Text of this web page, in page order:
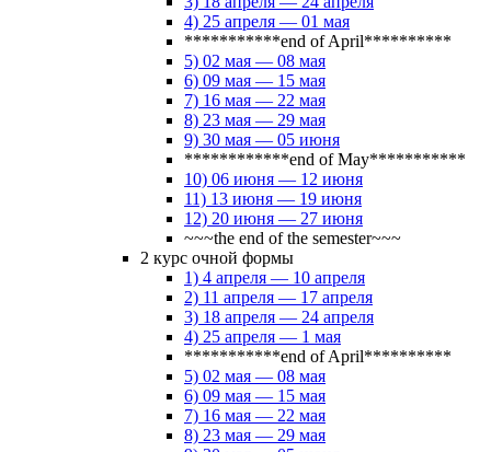
4) 25 апреля — 01 мая
***********end of April**********
5) 02 мая — 08 мая
6) 09 мая — 15 мая
7) 16 мая — 22 мая
8) 23 мая — 29 мая
9) 30 мая — 05 июня
************end of May***********
10) 06 июня — 12 июня
11) 13 июня — 19 июня
12) 20 июня — 27 июня
~~~the end of the semester~~~
2 курс очной формы
1) 4 апреля — 10 апреля
2) 11 апреля — 17 апреля
3) 18 апреля — 24 апреля
4) 25 апреля — 1 мая
***********end of April**********
5) 02 мая — 08 мая
6) 09 мая — 15 мая
7) 16 мая — 22 мая
8) 23 мая — 29 мая